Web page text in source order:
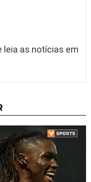
leia as notícias em